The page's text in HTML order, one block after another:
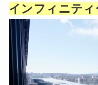
インフィニティ